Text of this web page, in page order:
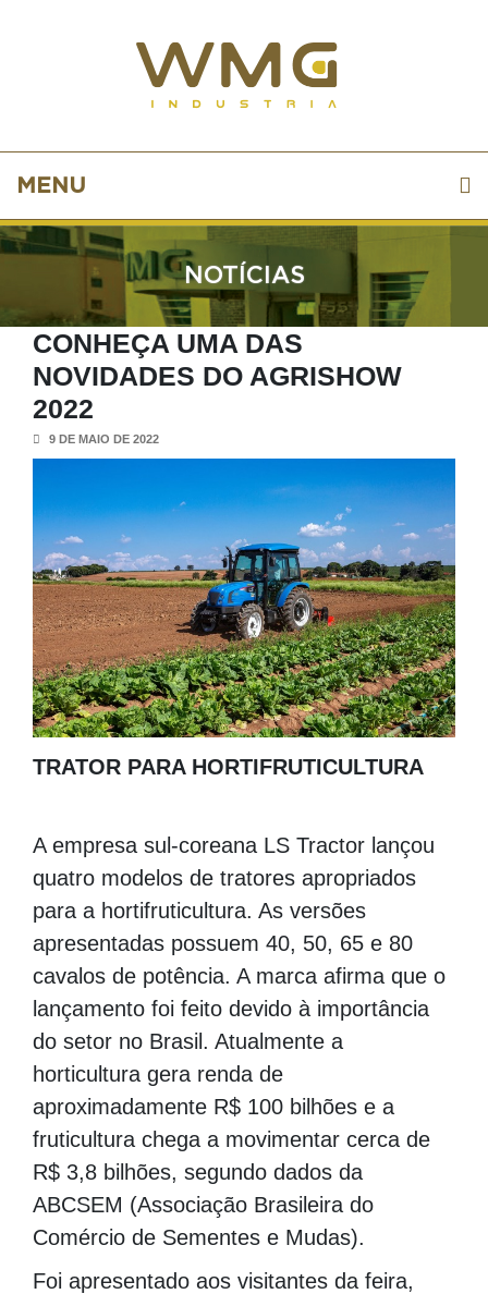
MENU
NOTÍCIAS
CONHEÇA UMA DAS
NOVIDADES DO AGRISHOW
2022
9 DE MAIO DE 2022
TRATOR PARA HORTIFRUTICULTURA
A empresa sul-coreana LS Tractor lançou
quatro modelos de tratores apropriados
para a hortifruticultura. As versões
apresentadas possuem 40, 50, 65 e 80
cavalos de potência. A marca afirma que o
lançamento foi feito devido à importância
do setor no Brasil. Atualmente a
horticultura gera renda de
aproximadamente R$ 100 bilhões e a
fruticultura chega a movimentar cerca de
R$ 3,8 bilhões, segundo dados da
ABCSEM (Associação Brasileira do
Comércio de Sementes e Mudas).
Foi apresentado aos visitantes da feira,